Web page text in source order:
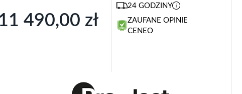
11 490,00 zł
24 GODZINY
ZAUFANE OPINIE
CENEO